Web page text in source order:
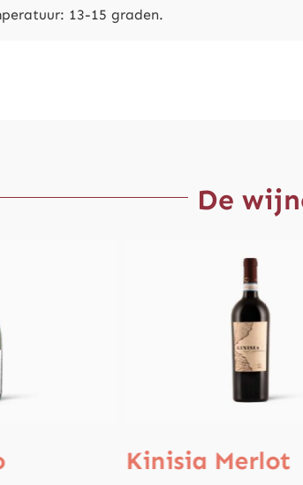
13-15 graden.
De
Kinisia Merlot